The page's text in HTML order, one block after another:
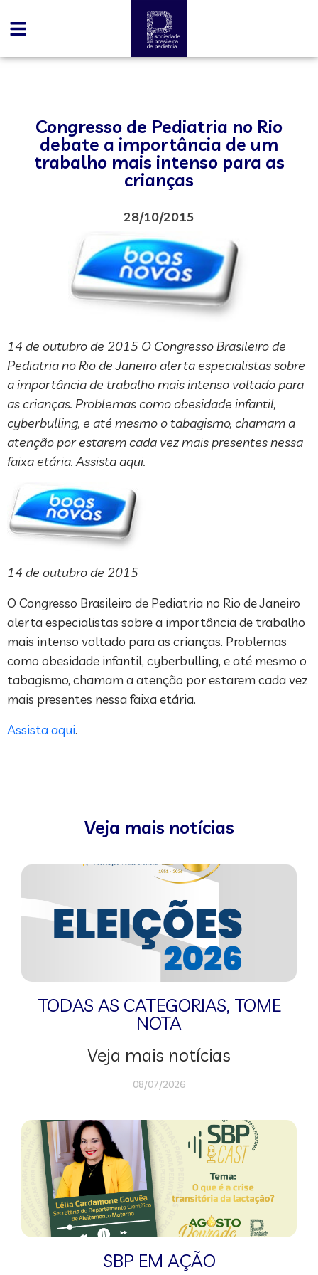
Congresso de Pediatria no Rio
debate a importância de um
trabalho mais intenso para as
crianças
28/10/2015
14 de outubro de 2015 O Congresso Brasileiro de
Pediatria no Rio de Janeiro alerta especialistas sobre
a importância de trabalho mais intenso voltado para
as crianças. Problemas como obesidade infantil,
cyberbulling, e até mesmo o tabagismo, chamam a
atenção por estarem cada vez mais presentes nessa
faixa etária. Assista aqui.
14 de outubro de 2015
O Congresso Brasileiro de Pediatria no Rio de Janeiro
alerta especialistas sobre a importância de trabalho
mais intenso voltado para as crianças. Problemas
como obesidade infantil, cyberbulling, e até mesmo o
tabagismo, chamam a atenção por estarem cada vez
mais presentes nessa faixa etária.
Assista aqui.
Veja mais notícias
TODAS AS CATEGORIAS, TOME
NOTA
Veja mais notícias
08/07/2026
SBP EM AÇÃO